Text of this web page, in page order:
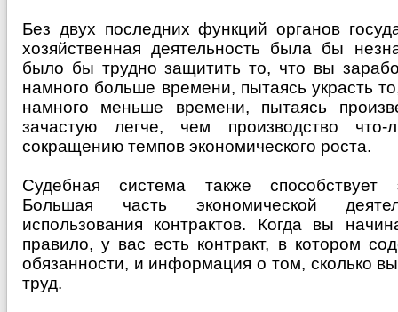
Без двух последних функций органов
хозяйственная деятельность была бы
было бы трудно защитить то, что вы
намного больше времени, пытаясь украсть
намного меньше времени, пытаясь
зачастую легче, чем производство
сокращению темпов экономического роста.
Судебная система также способствует
Большая часть экономической
использования контрактов. Когда вы
правило, у вас есть контракт, в котором
обязанности, и информация о том, сколько
труд.